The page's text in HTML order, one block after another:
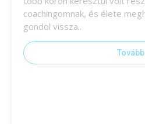
coachingomnak, és élete
gondol vissza..
Tovább